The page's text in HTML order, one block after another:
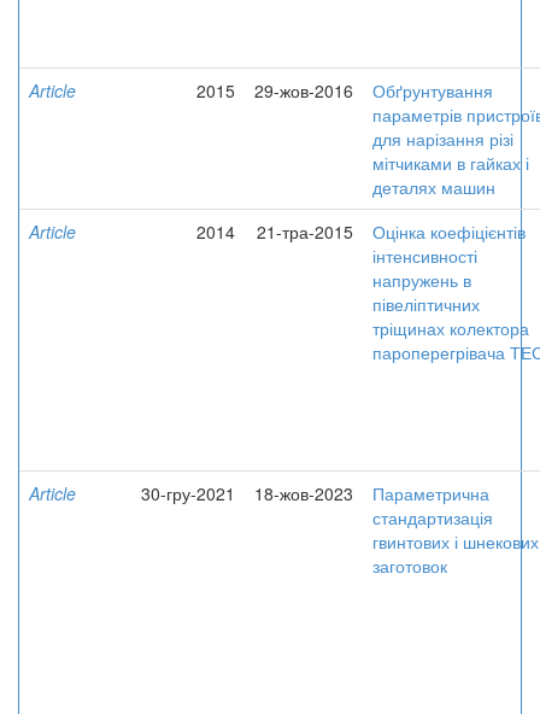
Article 2015 29-жов-2016
Обґрунтування
параметрів
для нарізання різі
мітчиками в гайках і
деталях машин
Article
2014 21-тра-2015
Оцінка коефіцієнтів
інтенсивності
напружень в
півеліптичних
тріщинах колектора
пароперегрівача
Article 30-гру-2021 18-жов-2023
Параметрична
стандартизація
гвинтових і шнекових
заготовок